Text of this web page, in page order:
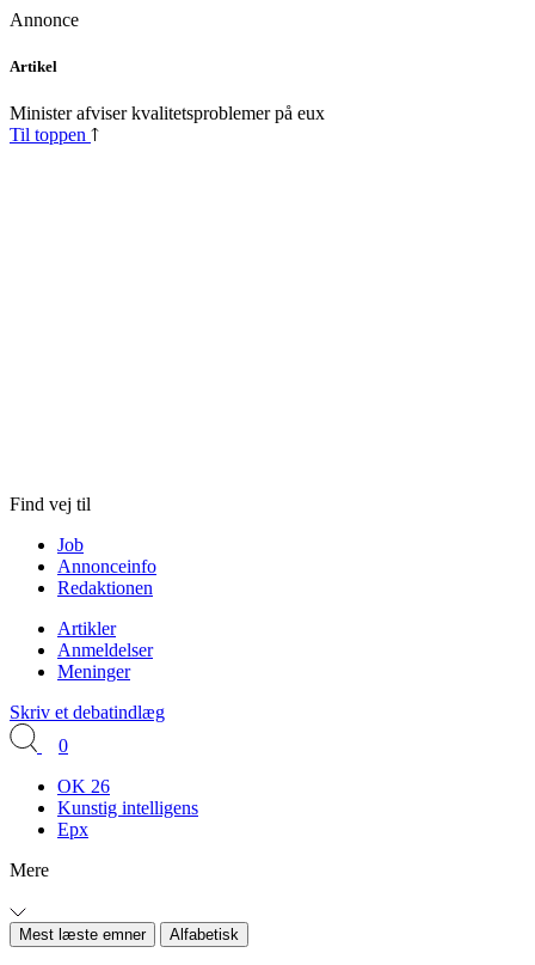
Annonce
Skip
content
Artikel
Minister afviser kvalitetsproblemer på eux
Til toppen
Find vej til
Job
Annonceinfo
Redaktionen
Artikler
Anmeldelser
Meninger
Skriv et debatindlæg
0
OK 26
Kunstig intelligens
Epx
Mere
Mest læste emner Alfabetisk